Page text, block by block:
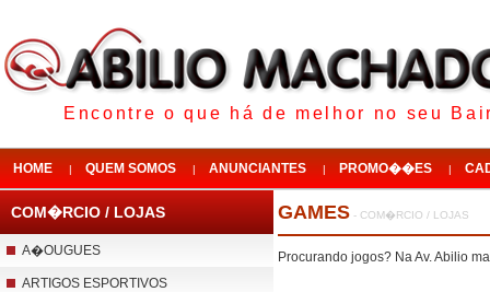
Encontre o que há de melhor no seu
HOME | QUEM SOMOS | ANUNCIANTES | PROMO��ES |
COM�RCIO / LOJAS
A�OUGUES
ARTIGOS ESPORTIVOS
GAMES - COM�RCIO / LOJAS
Procurando jogos? Na Av. Abilio